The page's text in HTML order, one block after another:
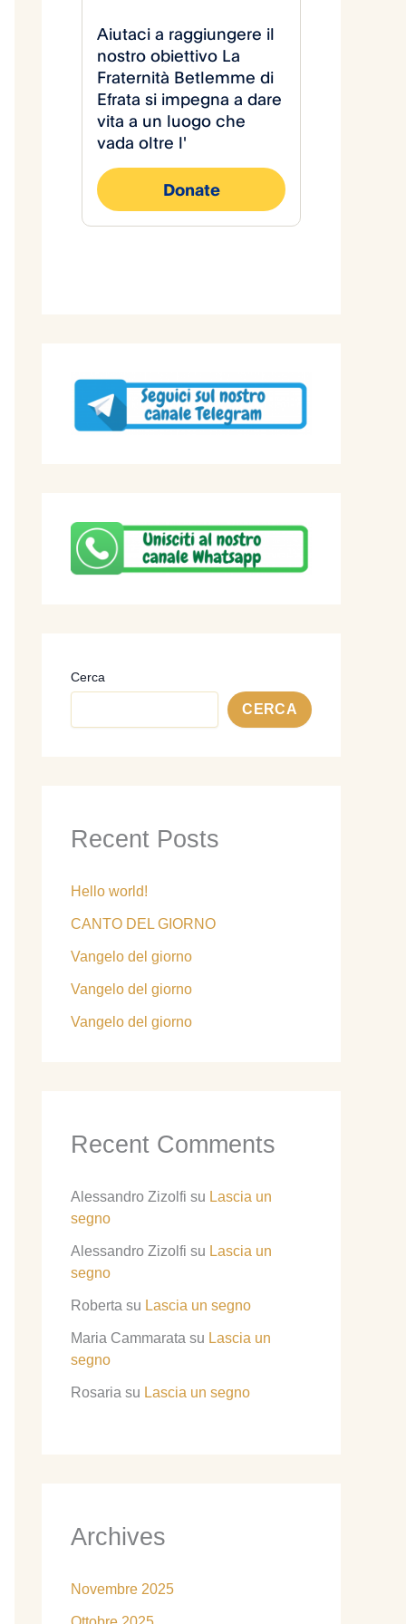
Cerca
CERCA
Recent Posts
Hello world!
CANTO DEL GIORNO
Vangelo del giorno
Vangelo del giorno
Vangelo del giorno
Recent Comments
Alessandro Zizolfi su Lascia un
segno
Alessandro Zizolfi su Lascia un
segno
Roberta su Lascia un segno
Maria Cammarata su Lascia un
segno
Rosaria su Lascia un segno
Archives
Novembre 2025